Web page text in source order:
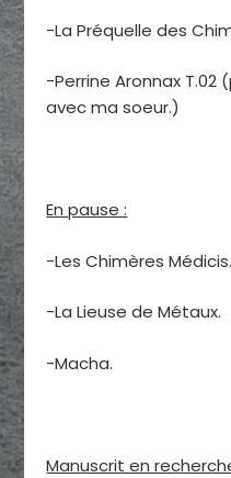
-La Préquelle des
-Perrine Aronnax
avec ma soeur.)
En pause :
-Les Chimères Médicis.
-La Lieuse de Métaux.
-Macha.
Manuscrit en